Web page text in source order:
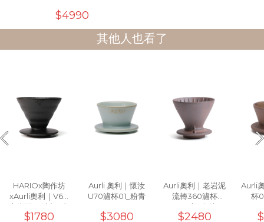
$4990
其他人也看了
HARIOx陶作坊
xAurli奧利｜V60
老岩泥02濾杯 (火
山黑/ 象牙白)
$1780
Aurli 奧利｜懷汝
U70濾杯01_粉青
$3080
Aurli奧利｜老岩泥
流轉360濾杯
_02(火)1次燒
$2480
Aurli
杯